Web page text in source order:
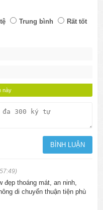
Trung bình
Rất tốt
đẹp thoáng mát, an ninh,
di chuyển thuận tiện phù